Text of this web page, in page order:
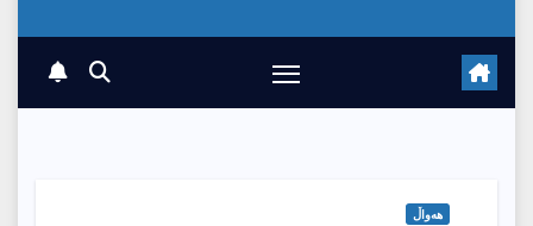
هەواڵ